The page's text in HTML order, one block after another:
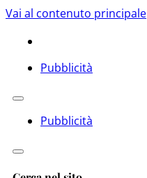
Vai al contenuto principale
Pubblicità
Pubblicità